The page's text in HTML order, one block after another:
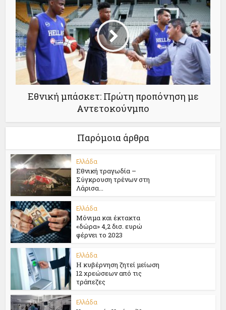
Εθνική μπάσκετ: Πρώτη προπόνηση με
Αντετοκούνμπο
Παρόμοια άρθρα
Ελλάδα
Εθνική τραγωδία –
Σύγκρουση τρένων στη
Λάρισα...
Ελλάδα
Μόνιμα και έκτακτα
«δώρα» 4,2 δισ. ευρώ
φέρνει το 2023
Ελλάδα
Η κυβέρνηση ζητεί μείωση
12 χρεώσεων από τις
τράπεζες
Ελλάδα